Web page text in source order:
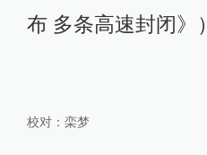
布 多条高速封闭》）
校对： 栾梦